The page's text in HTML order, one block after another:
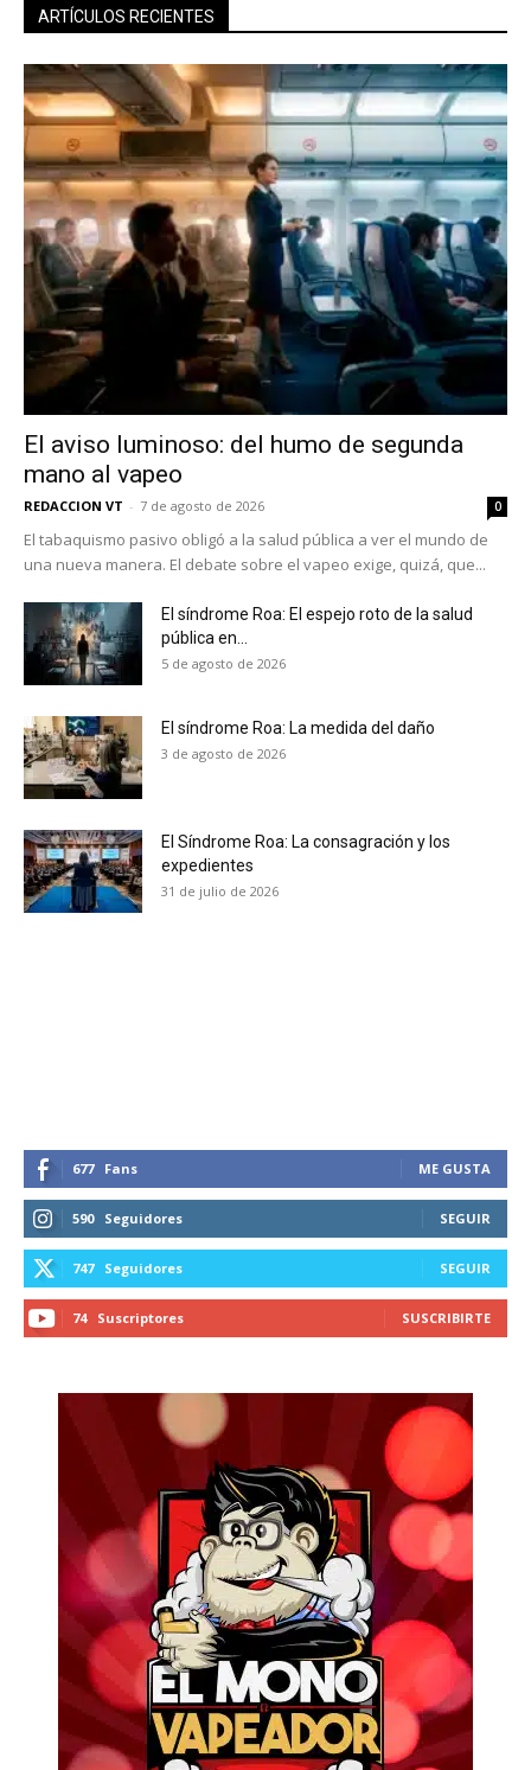
ARTÍCULOS RECIENTES
El aviso luminoso: del humo de segunda
mano al vapeo
REDACCION VT - 7 de agosto de 2026 0
El tabaquismo pasivo obligó a la salud pública a ver el mundo de
una nueva manera. El debate sobre el vapeo exige, quizá, que...
El síndrome Roa: El espejo roto de la salud
pública en...
5 de agosto de 2026
El síndrome Roa: La medida del daño
3 de agosto de 2026
El Síndrome Roa: La consagración y los
expedientes
31 de julio de 2026
677 Fans ME GUSTA
590 Seguidores SEGUIR
747 Seguidores SEGUIR
74 Suscriptores SUSCRIBIRTE